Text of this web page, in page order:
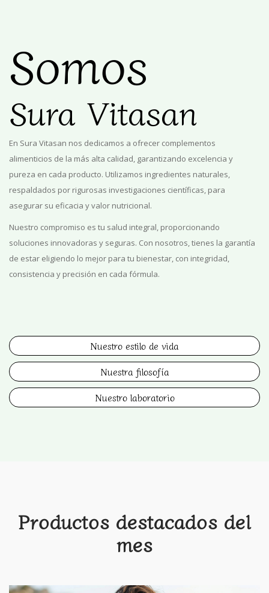
Somos
Sura Vitasan
En Sura Vitasan nos dedicamos a ofrecer complementos
alimenticios de la más alta calidad, garantizando excelencia y
pureza en cada producto. Utilizamos ingredientes naturales,
respaldados por rigurosas investigaciones científicas, para
asegurar su eficacia y valor nutricional.
Nuestro compromiso es tu salud integral, proporcionando
soluciones innovadoras y seguras. Con nosotros, tienes la garantía
de estar eligiendo lo mejor para tu bienestar, con integridad,
consistencia y precisión en cada fórmula.
Nuestro estilo de vida
Nuestra filosofía
Nuestro laboratorio
Productos destacados del
mes